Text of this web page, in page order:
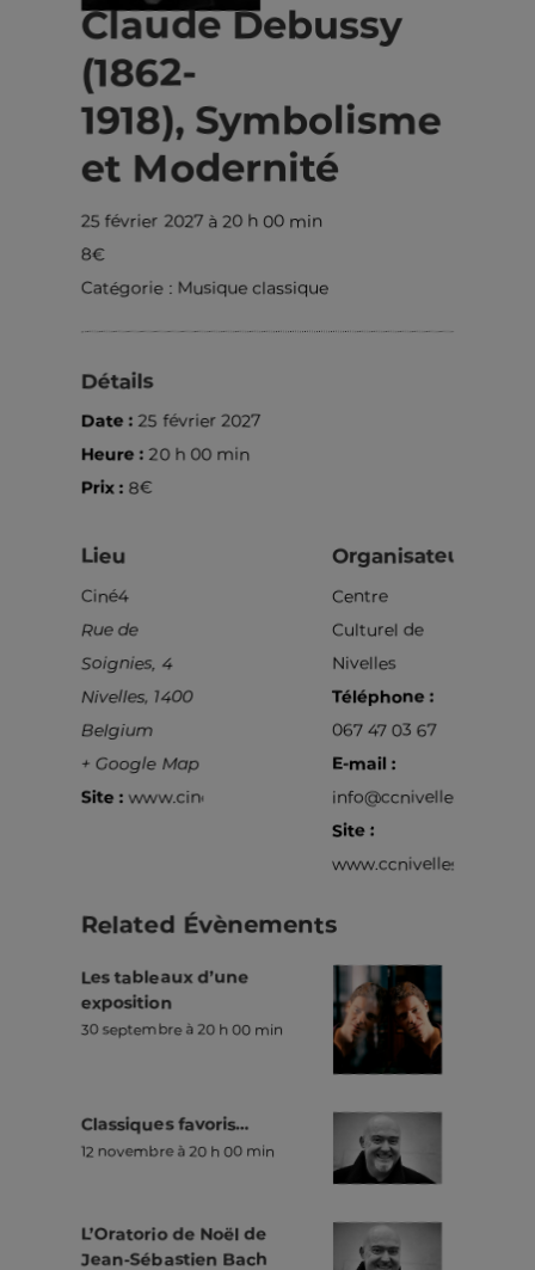
Claude Debussy
(1862-
1918), Symbolisme
et Modernité
25 février 2027 à 20 h 00 min
8€
Catégorie : Musique classique
Détails
Date :25 février 2027
Heure :20 h 00 min
Prix : 8€
Lieu
Ciné4
Rue de
Soignies, 4
Nivelles, 1400
Belgium
+ Google Map
Site : www.cine4.be
Organisateur
Centre
Culturel de
Nivelles
Téléphone :
067 47 03 67
E-mail :
info@ccnivelles.be
Site :
www.ccnivelles.be
Related Évènements
Les tableaux d’une
exposition
30 septembre à 20 h 00 min
Classiques favoris…
12 novembre à 20 h 00 min
L’Oratorio de Noël de
Jean-Sébastien Bach